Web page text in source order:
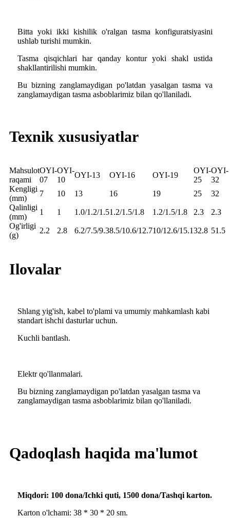
Bitta yoki ikki kishilik o'ralgan tasma konfiguratsiyasini
ushlab turishi mumkin.
Tasma qisqichlari har qanday kontur yoki shakl ustida
shakllantirilishi mumkin.
Bu bizning zanglamaydigan po'latdan yasalgan tasma va
zanglamaydigan tasma asboblarimiz bilan qo'llaniladi.
Texnik xususiyatlar
Mahsulot
raqami
OYI-
07
OYI-
10
OYI-13 OYI-16 OYI-19
OYI-
25
OYI-
32
Kengligi
(mm)
7 10 13 16 19 25
32
Qalinligi
(mm)
1 1 1.0/1.2/1.51.2/1.5/1.8 1.2/1.5/1.8 2.3
2.3
Og'irligi
(g)
2.2 2.8 6.2/7.5/9.38.5/10.6/12.710/12.6/15.132.8 51.5
Ilovalar
Shlang yig'ish, kabel to'plami va umumiy mahkamlash kabi
standart ishchi dasturlar uchun.
Kuchli bantlash.
Elektr qo'llanmalari.
Bu bizning zanglamaydigan po'latdan yasalgan tasma va
zanglamaydigan tasma asboblarimiz bilan qo'llaniladi.
Qadoqlash haqida ma'lumot
Miqdori: 100 dona/Ichki quti, 1500 dona/Tashqi karton.
Karton o'lchami: 38 * 30 * 20 sm.